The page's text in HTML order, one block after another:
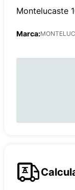
Montelucaste
Marca: